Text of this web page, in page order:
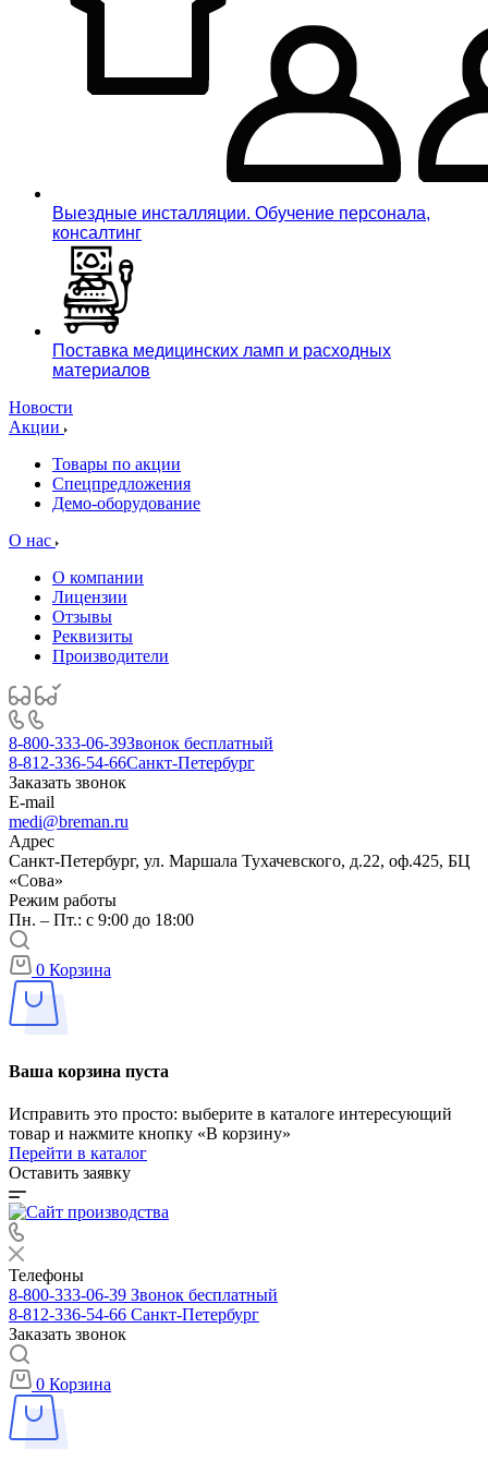
Выездные инсталляции. Обучение персонала,
консалтинг
Поставка медицинских ламп и расходных
материалов
Новости
Акции
Товары по акции
Спецпредложения
Демо-оборудование
О нас
О компании
Лицензии
Отзывы
Реквизиты
Производители
8-800-333-06-39Звонок бесплатный
8-812-336-54-66Санкт-Петербург
Заказать звонок
E-mail
medi@breman.ru
Адрес
Санкт-Петербург, ул. Маршала Тухачевского, д.22, оф.425, БЦ
«Сова»
Режим работы
Пн. – Пт.: с 9:00 до 18:00
0 Корзина
Ваша корзина пуста
Исправить это просто: выберите в каталоге интересующий
товар и нажмите кнопку «В корзину»
Перейти в каталог
Оставить заявку
Телефоны
8-800-333-06-39 Звонок бесплатный
8-812-336-54-66 Санкт-Петербург
Заказать звонок
0 Корзина